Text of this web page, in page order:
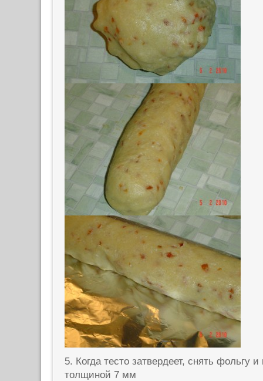
5. Когда тесто затвердеет, снять фольгу и
толщиной 7 мм